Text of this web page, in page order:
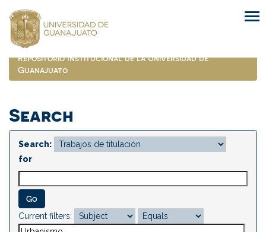
navigation
Repositorio Institucional de la Universidad de
Guanajuato
Search
Search:
for
Current filters: